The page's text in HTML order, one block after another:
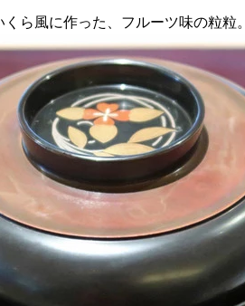
ら風に作った、フルーツ味の粒粒。